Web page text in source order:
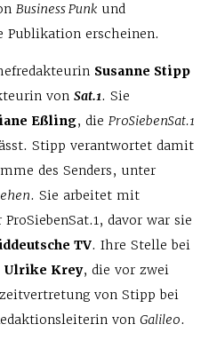
Business Punk und
Publikation erscheinen.
Susanne Stipp
von Sat.1. Sie
Eßling, die ProSiebenSat.1
Stipp verantwortet damit
des Senders, unter
. Sie arbeitet mit
davor war sie
TV. Ihre Stelle bei
Ulrike Krey, die vor zwei
von Stipp bei
von Galileo.